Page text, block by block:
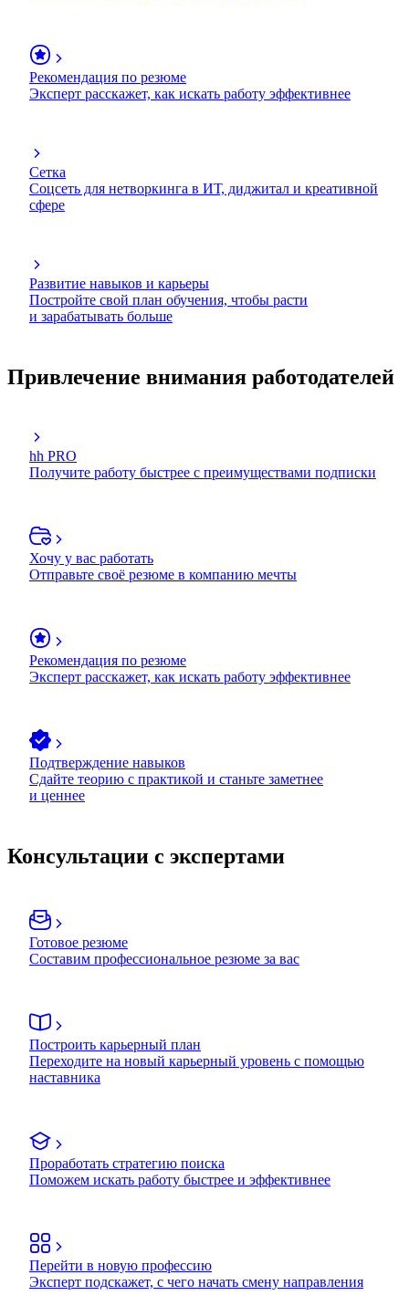
Рекомендация по резюме
Эксперт расскажет, как искать работу эффективнее
Сетка
Соцсеть для нетворкинга в ИТ, диджитал и креативной
сфере
Развитие навыков и карьеры
Постройте свой план обучения, чтобы расти
и зарабатывать больше
Привлечение внимания работодателей
hh PRO
Получите работу быстрее с преимуществами подписки
Хочу у вас работать
Отправьте своё резюме в компанию мечты
Рекомендация по резюме
Эксперт расскажет, как искать работу эффективнее
Подтверждение навыков
Сдайте теорию с практикой и станьте заметнее
и ценнее
Консультации с экспертами
Готовое резюме
Составим профессиональное резюме за вас
Построить карьерный план
Переходите на новый карьерный уровень с помощью
наставника
Проработать стратегию поиска
Поможем искать работу быстрее и эффективнее
Перейти в новую профессию
Эксперт подскажет, с чего начать смену направления